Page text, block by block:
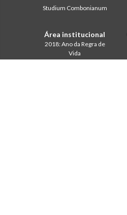
Studium Combonianum
Área institucional
2018: Ano da Regra de
Vida